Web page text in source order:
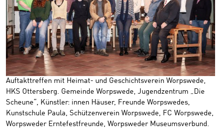
Auftakttreffen mit Heimat- und Geschichtsverein Worpswede,
HKS Ottersberg. Gemeinde Worpswede, Jugendzentrum „Die
Scheune“, Künstler: innen Häuser, Freunde Worpswedes,
Kunstschule Paula, Schützenverein Worpswede, FC Worpswede,
Worpsweder Erntefestfreunde, Worpsweder Museumsverbund.